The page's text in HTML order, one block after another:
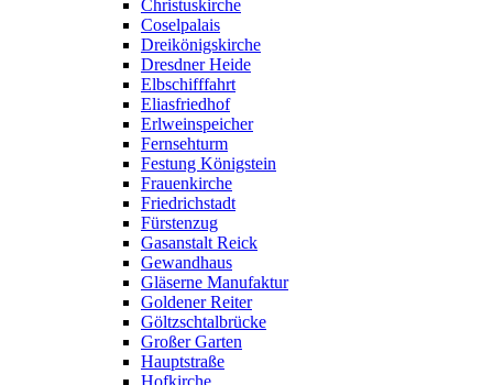
Christuskirche
Coselpalais
Dreikönigskirche
Dresdner Heide
Elbschifffahrt
Eliasfriedhof
Erlweinspeicher
Fernsehturm
Festung Königstein
Frauenkirche
Friedrichstadt
Fürstenzug
Gasanstalt Reick
Gewandhaus
Gläserne Manufaktur
Goldener Reiter
Göltzschtalbrücke
Großer Garten
Hauptstraße
Hofkirche